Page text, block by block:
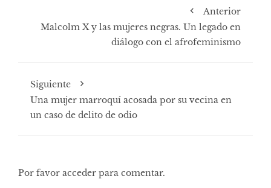
Anterior
Malcolm X y las mujeres negras. Un legado en
diálogo con el afrofeminismo
Siguiente
Una mujer marroquí acosada por su vecina en
un caso de delito de odio
Por favor acceder para comentar.